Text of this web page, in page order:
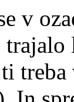
v
treba